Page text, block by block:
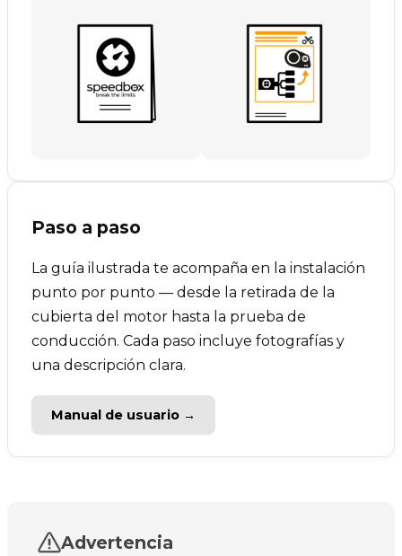
Paso a paso
La guía ilustrada te acompaña en la instalación
punto por punto — desde la retirada de la
cubierta del motor hasta la prueba de
conducción. Cada paso incluye fotografías y
una descripción clara.
Manual de usuario →
Advertencia